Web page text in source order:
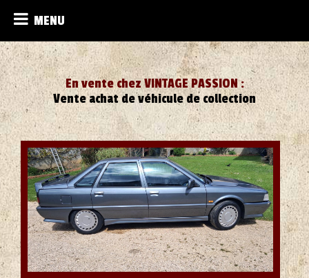
MENU
En vente chez VINTAGE PASSION :
Vente achat de véhicule de collection